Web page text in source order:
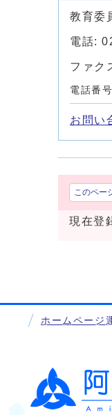
教育委
電話:
ファク
電話番
お問い
このペー
現在登
ホームページ